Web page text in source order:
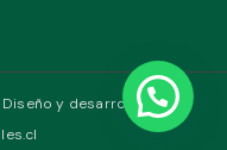
y desarrollo por